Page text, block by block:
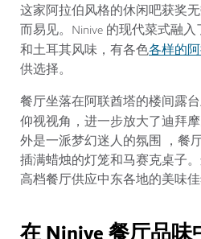
这家阿拉伯风格的休闲吧获奖
而易见。Ninive 的现代菜式融
和土耳其风味，有各色各样的
供选择。
餐厅坐落在阿联酋塔的楼间露
仰视视角，进一步放大了迪拜
外是一派梦幻迷人的氛围 ，餐
插满蜡烛的灯笼和马赛克桌子
高档餐厅供应中东各地的美味佳